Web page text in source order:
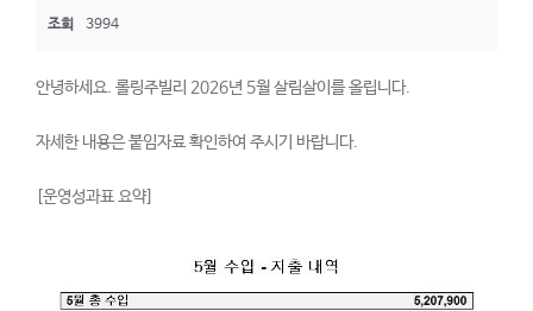
조회 3994
안녕하세요. 롤링주빌리 2026년 5월 살림살이를 올립니다.
자세한 내용은 붙임자료 확인하여 주시기 바랍니다.
[운영성과표 요약]